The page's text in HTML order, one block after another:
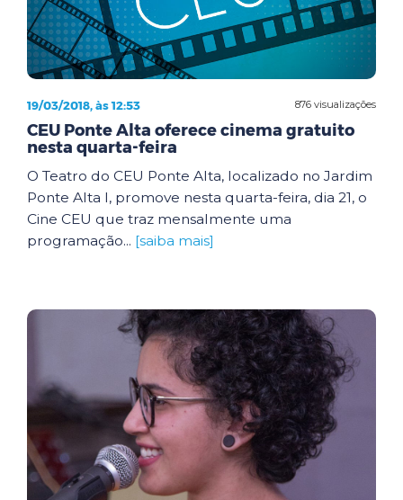
876 visualizações
19/03/2018, às 12:53
CEU Ponte Alta oferece cinema gratuito
nesta quarta-feira
O Teatro do CEU Ponte Alta, localizado no Jardim
Ponte Alta I, promove nesta quarta-feira, dia 21, o
Cine CEU que traz mensalmente uma
programação... [saiba mais]